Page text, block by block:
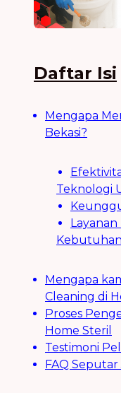
Daftar Isi
Mengapa
Bekasi?
Teknologi
Kebutuhan
Mengapa
Cleaning di
Proses
Home Steril
Testimoni
FAQ Seputar